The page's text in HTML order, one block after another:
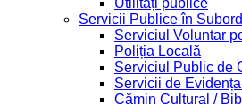
Servicii Publice în
Serviciul Voluntar
Poliția Locală
Serviciul Public de
Servicii de
Cămin Cultural /